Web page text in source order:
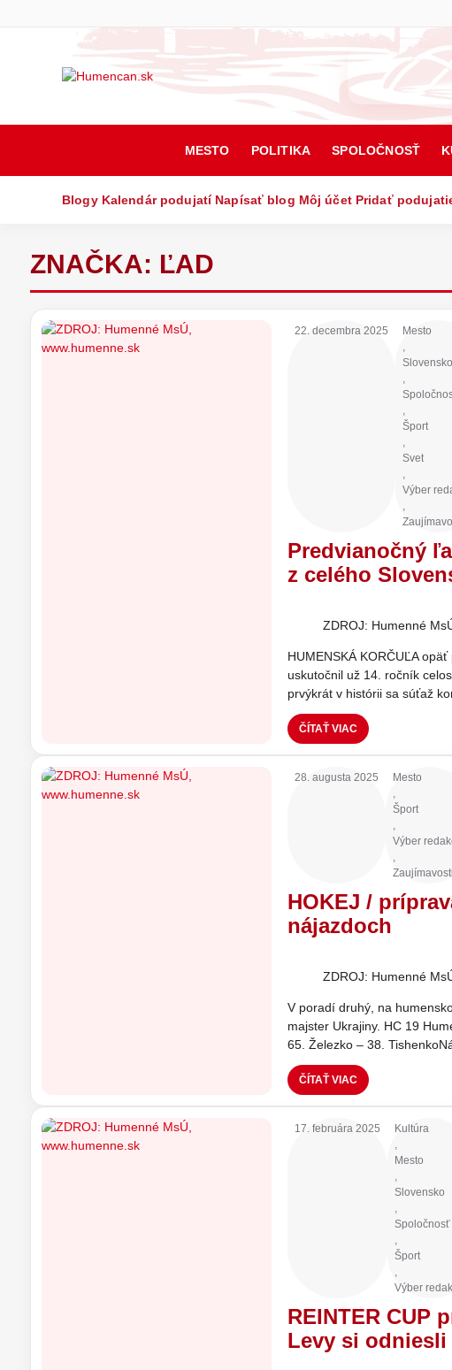
MESTO POLITIKA SPOLOČNOSŤ
Blogy Kalendár podujatí Napísať blog Môj účet Pridať
ZNAČKA: ĽAD
22. decembra 2025
Mesto
,
Slovensko
,
,
Šport
,
Svet
,
Výber
,
Predvianočný
z celého
ZDROJ: Humenné
HUMENSKÁ KORČUĽA
uskutočnil už 14. ročník
prvýkrát v histórii sa súťaž
ČÍTAŤ VIAC
28. augusta 2025
Mesto
,
Šport
,
Výber
,
Zaujímavosti
HOKEJ /
nájazdoch
ZDROJ: Humenné
V poradí druhý, na
majster Ukrajiny. HC 19
65. Železko – 38.
ČÍTAŤ VIAC
17. februára 2025
Kultúra
,
Mesto
,
Slovensko
,
Spoločnosť
,
Šport
,
Výber
REINTER CUP
Levy si odniesli